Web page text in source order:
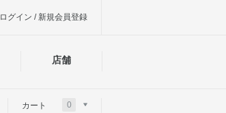
店舗
ログイン / 新規会員登録
カート 0